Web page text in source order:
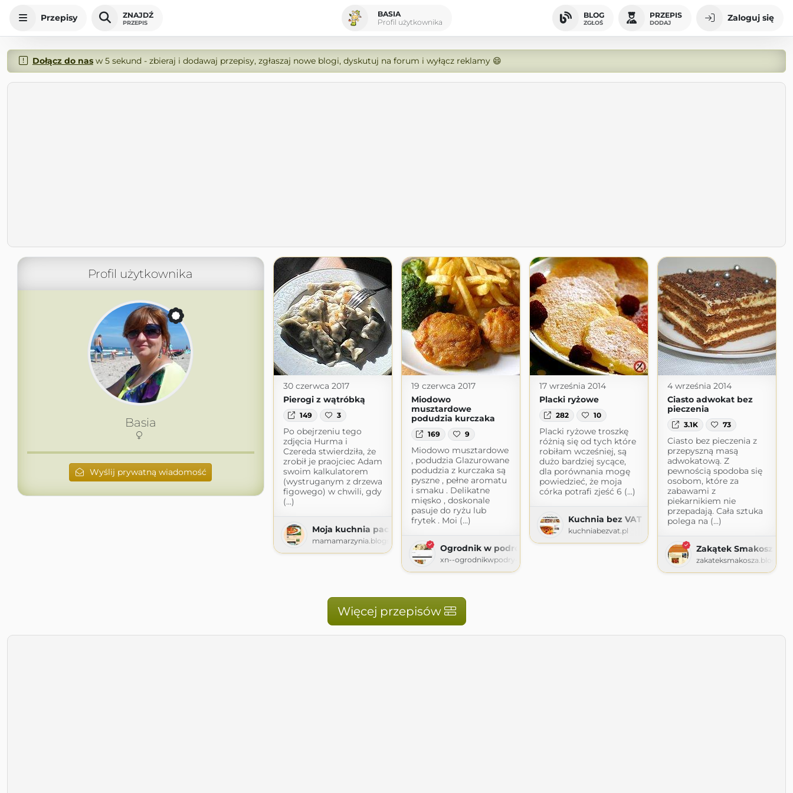
Przepisy ZNAJDŹ
PRZEPIS
BASIA
Profil użytkownika
BLOG
ZGŁOŚ
PRZEPIS
DODAJ Zaloguj się
Dołącz do nasw 5 sekund - zbieraj i dodawaj przepisy, zgłaszaj nowe blogi, dyskutuj na forum i wyłącz reklamy 😄
Profil użytkownika
Basia
Wyślij prywatną wiadomość
30 czerwca 2017
Pierogi z wątróbką
149 3
Po obejrzeniu tego
zdjęcia Hurma i
Czereda stwierdziła, że
zrobił je praojciec Adam
swoim kalkulatorem
(wystruganym z drzewa
figowego) w chwili, gdy
(...)
Moja kuchnia pachnąca... barszczem.
mamamarzynia.blogspot.com
19 czerwca 2017
Miodowo
musztardowe
podudzia kurczaka
169 9
Miodowo musztardowe
, podudzia Glazurowane
podudzia z kurczaka są
pyszne , pełne aromatu
i smaku . Delikatne
mięsko , doskonale
pasuje do ryżu lub
frytek . Moi (...)
Ogrodnik w podróży
xn--ogrodnikwpodry-xob60t.pl
17 września 2014
Placki ryżowe
282 10
Placki ryżowe troszkę
różnią się od tych które
robiłam wcześniej, są
dużo bardziej sycące,
dla porównania mogę
powiedzieć, że moja
córka potrafi zjeść 6 (...)
Kuchnia bez VAT
kuchniabezvat.pl
4 września 2014
Ciasto adwokat bez
pieczenia
3.1K 73
Ciasto bez pieczenia z
przepyszną masą
adwokatową. Z
pewnością spodoba się
osobom, które za
zabawami z
piekarnikiem nie
przepadają. Cała sztuka
polega na (...)
Zakątek Smakosza
Więcej przepisów